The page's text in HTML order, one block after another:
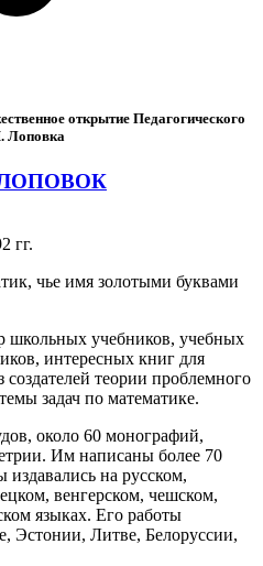
открытие Педагогического
Лоповка
гг.
чье имя золотыми буквами
школьных учебников, учебных
интересных книг для
теории проблемного
задач по математике.
около 60 монографий,
Им написаны более 70
издавались на русском,
венгерском, чешском,
языках. Его работы
Эстонии, Литве, Белоруссии,